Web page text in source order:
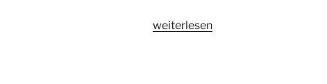
„So
weiterlesen